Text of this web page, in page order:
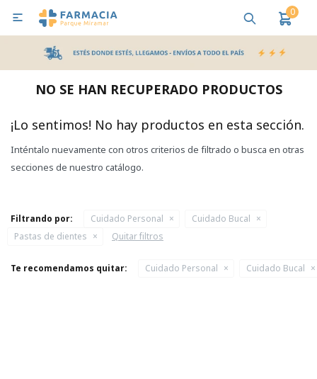
0

NO SE HAN RECUPERADO PRODUCTOS
¡Lo sentimos! No hay productos en esta sección.
Inténtalo nuevamente con otros criterios de filtrado o busca en otras
secciones de nuestro catálogo.
Filtrando por: Cuidado Personal
Cuidado Bucal
Pastas de dientes
Quitar filtros
Te recomendamos quitar: Cuidado Personal Cuidado Bucal
MI CUENTA
Bebes y Maternidad Salud
Pañales y Toallitas
Lactancia y Nutrición
Higiene y Bienestar